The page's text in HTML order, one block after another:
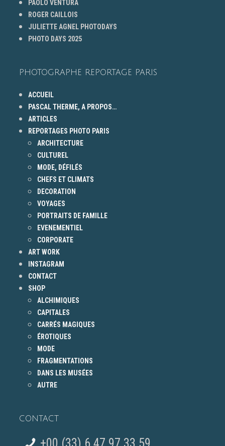
PAOLO VENTURA
ROGER CAILLOIS
JULIETTE AGNEL PHOTODAYS
PHOTO DAYS 2025
PHOTOGRAPHE REPORTAGE PARIS
ACCUEIL
PASCAL THERME, A PROPOS…
ARTICLES
REPORTAGES PHOTO PARIS
ARCHITECTURE
CULTUREL
MODE, DÉFILÉS
CHEFS ET CLIMATS
DECORATION
VOYAGES
PORTRAITS DE FAMILLE
EVENEMENTIEL
CORPORATE
ART WORK
INSTAGRAM
CONTACT
SHOP
ALCHIMIQUES
CAPITALES
CARRÉS MAGIQUES
ÉROTIQUES
MODE
FRAGMENTATIONS
DANS LES MUSÉES
AUTRE
CONTACT